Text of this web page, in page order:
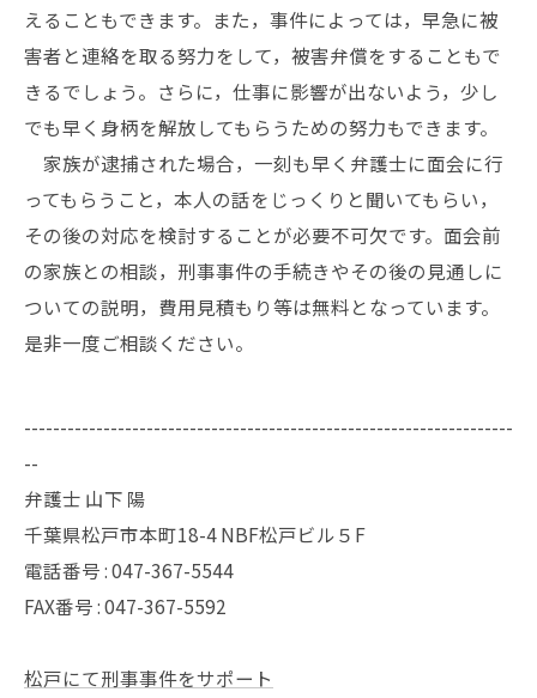
えることもできます。また，事件によっては，早急に被
害者と連絡を取る努力をして，被害弁償をすることもで
きるでしょう。さらに，仕事に影響が出ないよう，少し
でも早く身柄を解放してもらうための努力もできます。
家族が逮捕された場合，一刻も早く弁護士に面会に行
ってもらうこと，本人の話をじっくりと聞いてもらい，
その後の対応を検討することが必要不可欠です。面会前
の家族との相談，刑事事件の手続きやその後の見通しに
ついての説明，費用見積もり等は無料となっています。
是非一度ご相談ください。
--------------------------------------------------------------------
--
弁護士 山下 陽
千葉県松戸市本町18-4 NBF松戸ビル５F
電話番号 :047-367-5544
FAX番号 :047-367-5592
松戸にて刑事事件をサポート